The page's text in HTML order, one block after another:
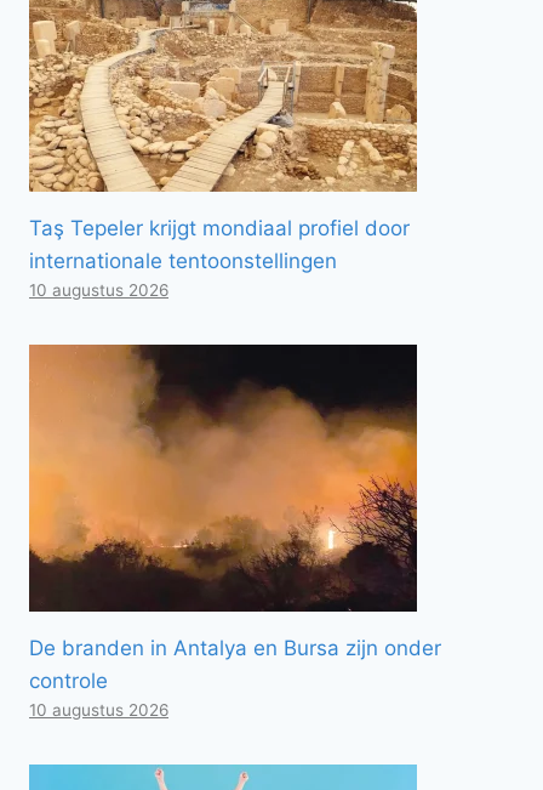
Taş Tepeler krijgt mondiaal profiel door
internationale tentoonstellingen
10 augustus 2026
De branden in Antalya en Bursa zijn onder
controle
10 augustus 2026